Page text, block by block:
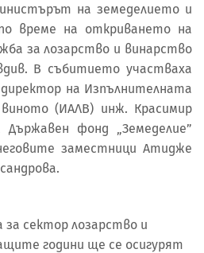
на земеделието и
време на откриването на
за лозарство и винарство
В събитието участваха
на Изпълнителната
(ИАЛВ) инж. Красимир
фонд „Земеделие”
заместници Атидже
за сектор лозарство и
години ще се осигурят